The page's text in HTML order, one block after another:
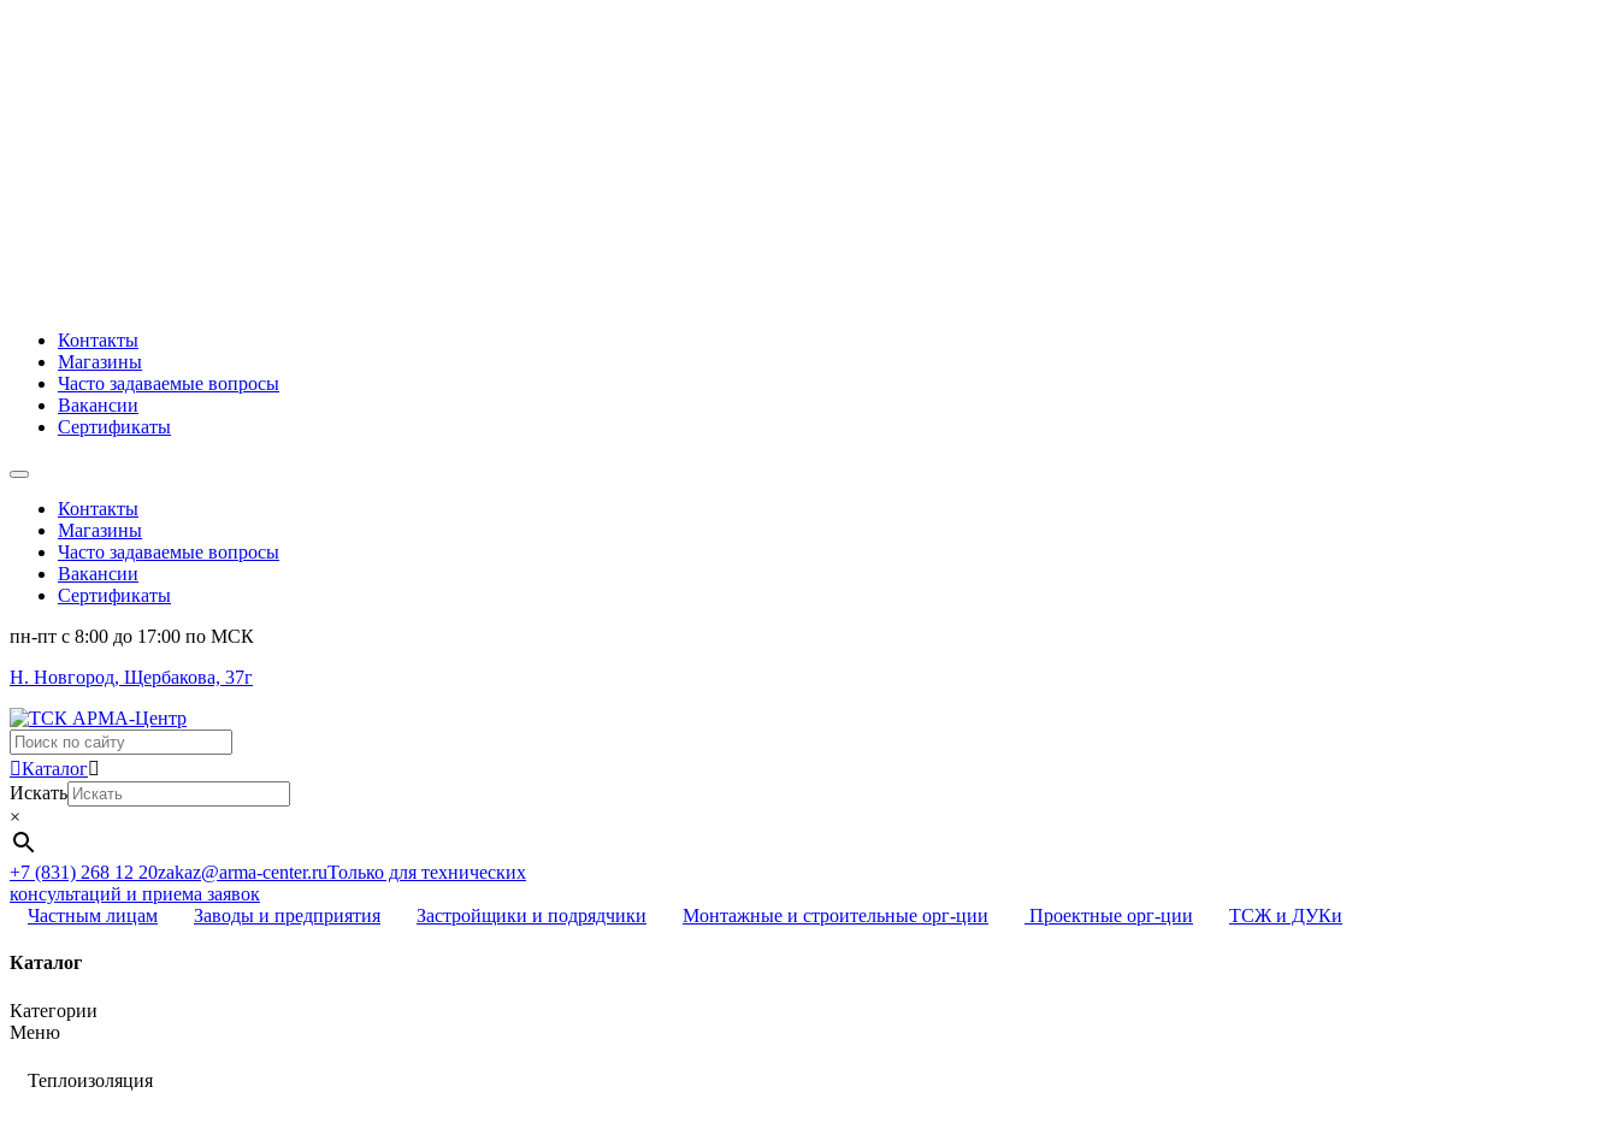
Контакты
Магазины
Часто задаваемые вопросы
Вакансии
Сертификаты
Контакты
Магазины
Часто задаваемые вопросы
Вакансии
Сертификаты
пн-пт c 8:00 до 17:00 по МСК
Н. Новгород, Щербакова, 37г
Поиск
...Каталог
Искать
×
+7 (831) 268 12 20zakaz@arma-center.ruТолько для технических
консультаций и приема заявок
Частным лицам
Заводы и предприятия Застройщики и подрядчики Монтажные и строительные орг-ции Проектные орг-ции ТСЖ и ДУКи
Каталог
Категории
Меню
Теплоизоляция